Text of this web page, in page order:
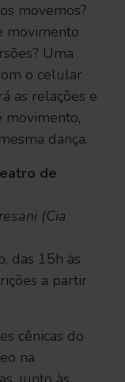
movemos?
movimento
Uma
o celular
as relações e
movimento,
dança.
de
(Cia
das 15h às
a partir
cênicas do
na